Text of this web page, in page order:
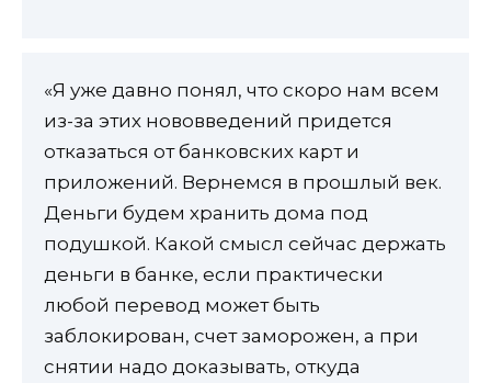
«Я уже давно понял, что скоро нам всем
из-за этих нововведений придется
отказаться от банковских карт и
приложений. Вернемся в прошлый век.
Деньги будем хранить дома под
подушкой. Какой смысл сейчас держать
деньги в банке, если практически
любой перевод может быть
заблокирован, счет заморожен, а при
снятии надо доказывать, откуда